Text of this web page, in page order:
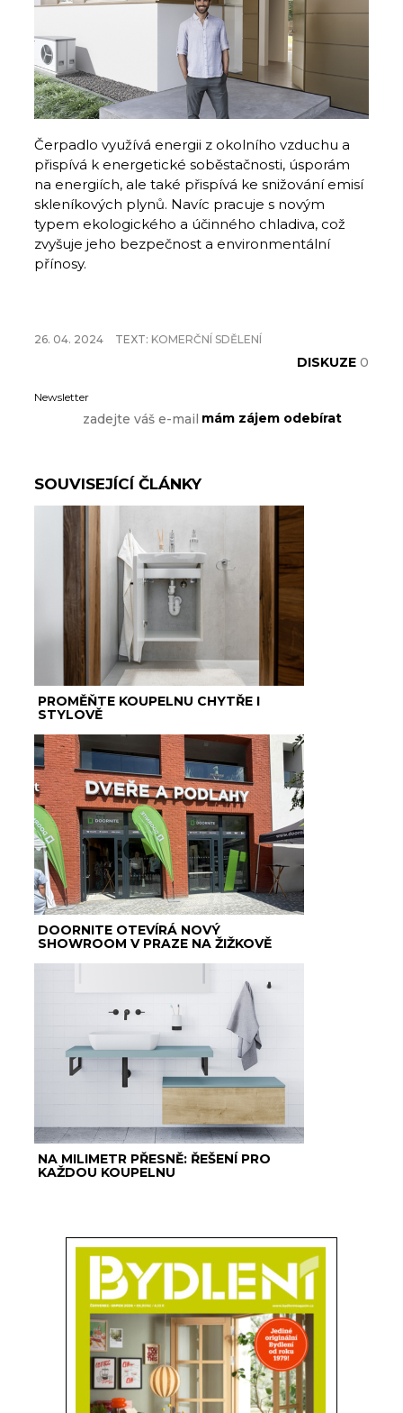
Čerpadlo využívá energii z okolního vzduchu a
přispívá k energetické soběstačnosti, úsporám
na energiích, ale také přispívá ke snižování emisí
skleníkových plynů. Navíc pracuje s novým
typem ekologického a účinného chladiva, což
zvyšuje jeho bezpečnost a environmentální
přínosy.
26. 04. 2024 TEXT: KOMERČNÍ SDĚLENÍ
DISKUZE 0
Newsletter
SOUVISEJÍCÍ ČLÁNKY
PROMĚŇTE KOUPELNU CHYTŘE I
STYLOVĚ
DOORNITE OTEVÍRÁ NOVÝ
SHOWROOM V PRAZE NA ŽIŽKOVĚ
NA MILIMETR PŘESNĚ: ŘEŠENÍ PRO
KAŽDOU KOUPELNU